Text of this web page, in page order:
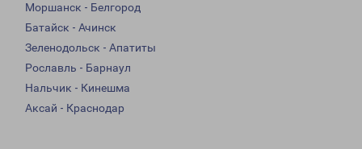
Моршанск - Белгород
Батайск - Ачинск
Зеленодольск - Апатиты
Рославль - Барнаул
Нальчик - Кинешма
Аксай - Краснодар